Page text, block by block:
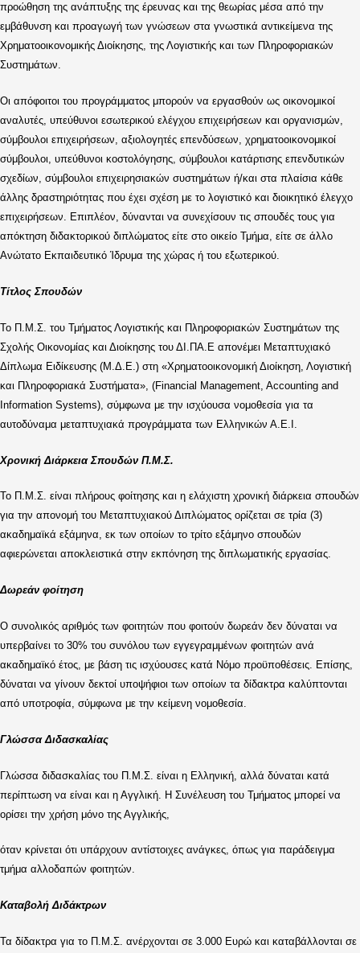
προώθηση της ανάπτυξης της έρευνας και της θεωρίας μέσα από την
εμβάθυνση και προαγωγή των γνώσεων στα γνωστικά αντικείμενα της
Χρηματοοικονομικής Διοίκησης, της Λογιστικής και των Πληροφοριακών
Συστημάτων.
Οι απόφοιτοι του προγράμματος μπορούν να εργασθούν ως οικονομικοί
αναλυτές, υπεύθυνοι εσωτερικού ελέγχου επιχειρήσεων και οργανισμών,
σύμβουλοι επιχειρήσεων, αξιολογητές επενδύσεων, χρηματοοικονομικοί
σύμβουλοι, υπεύθυνοι κοστολόγησης, σύμβουλοι κατάρτισης επενδυτικών
σχεδίων, σύμβουλοι επιχειρησιακών συστημάτων ή/και στα πλαίσια κάθε
άλλης δραστηριότητας που έχει σχέση με το λογιστικό και διοικητικό έλεγχο
επιχειρήσεων. Επιπλέον, δύνανται να συνεχίσουν τις σπουδές τους για
απόκτηση διδακτορικού διπλώματος είτε στο οικείο Τμήμα, είτε σε άλλο
Ανώτατο Εκπαιδευτικό Ίδρυμα της χώρας ή του εξωτερικού.
Τίτλος Σπουδών
Το Π.Μ.Σ. του Τμήματος Λογιστικής και Πληροφοριακών Συστημάτων της
Σχολής Οικονομίας και Διοίκησης του ΔΙ.ΠΑ.Ε απονέμει Μεταπτυχιακό
Δίπλωμα Ειδίκευσης (Μ.Δ.Ε.) στη «Χρηματοοικονομική Διοίκηση, Λογιστική
και Πληροφοριακά Συστήματα», (Financial Management, Accounting and
Information Systems), σύμφωνα με την ισχύουσα νομοθεσία για τα
αυτοδύναμα μεταπτυχιακά προγράμματα των Ελληνικών Α.Ε.Ι.
Χρονική Διάρκεια Σπουδών Π.Μ.Σ.
Το Π.Μ.Σ. είναι πλήρους φοίτησης και η ελάχιστη χρονική διάρκεια σπουδών
για την απονομή του Μεταπτυχιακού Διπλώματος ορίζεται σε τρία (3)
ακαδημαϊκά εξάμηνα, εκ των οποίων το τρίτο εξάμηνο σπουδών
αφιερώνεται αποκλειστικά στην εκπόνηση της διπλωματικής εργασίας.
Δωρεάν φοίτηση
Ο συνολικός αριθμός των φοιτητών που φοιτούν δωρεάν δεν δύναται να
υπερβαίνει το 30% του συνόλου των εγγεγραμμένων φοιτητών ανά
ακαδημαϊκό έτος, με βάση τις ισχύουσες κατά Νόμο προϋποθέσεις. Επίσης,
δύναται να γίνουν δεκτοί υποψήφιοι των οποίων τα δίδακτρα καλύπτονται
από υποτροφία, σύμφωνα με την κείμενη νομοθεσία.
Γλώσσα Διδασκαλίας
Γλώσσα διδασκαλίας του Π.Μ.Σ. είναι η Ελληνική, αλλά δύναται κατά
περίπτωση να είναι και η Αγγλική. Η Συνέλευση του Τμήματος μπορεί να
ορίσει την χρήση μόνο της Αγγλικής,
όταν κρίνεται ότι υπάρχουν αντίστοιχες ανάγκες, όπως για παράδειγμα
τμήμα αλλοδαπών φοιτητών.
Καταβολή Διδάκτρων
Τα δίδακτρα για το Π.Μ.Σ. ανέρχονται σε 3.000 Ευρώ και καταβάλλονται σε